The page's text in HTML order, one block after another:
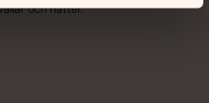
och nätter.